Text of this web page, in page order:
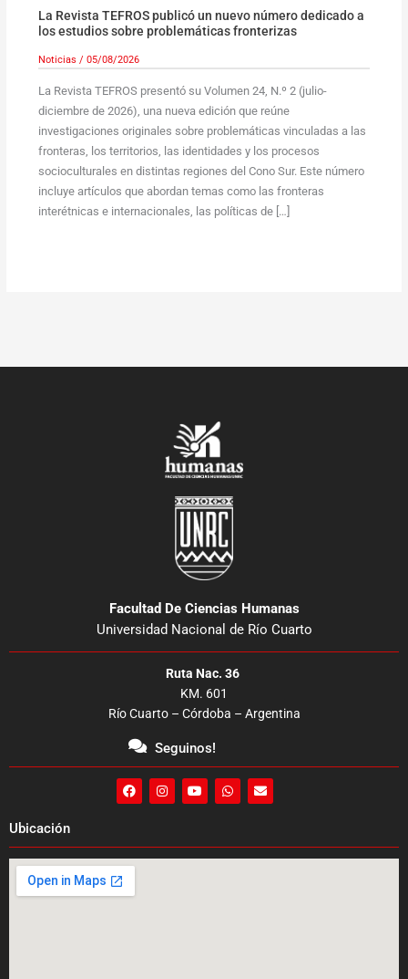
La Revista TEFROS publicó un nuevo número dedicado a
los estudios sobre problemáticas fronterizas
Noticias / 05/08/2026
La Revista TEFROS presentó su Volumen 24, N.º 2 (julio-
diciembre de 2026), una nueva edición que reúne
investigaciones originales sobre problemáticas vinculadas a las
fronteras, los territorios, las identidades y los procesos
socioculturales en distintas regiones del Cono Sur. Este número
incluye artículos que abordan temas como las fronteras
interétnicas e internacionales, las políticas de […]
Ubicación
Facultad De Ciencias Humanas
Universidad Nacional de Río Cuarto
Ruta Nac. 36
KM. 601
Río Cuarto – Córdoba – Argentina
Seguinos!
F
a
o
o
I
n
g
r
Y
o
b
e
W
h
a
p
E
n
o
p